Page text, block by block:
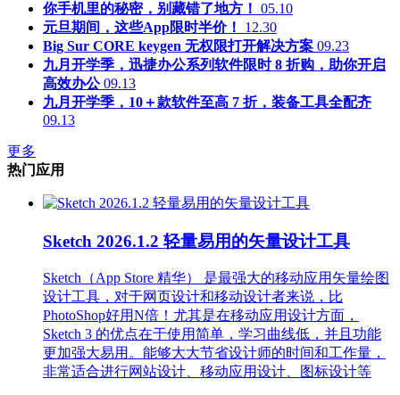
你手机里的秘密，别藏错了地方！ 05.10
元旦期间，这些App限时半价！
12.30
Big Sur CORE keygen 无权限打开解决方案 09.23
九月开学季，迅捷办公系列软件限时 8 折购，助你开启
高效办公 09.13
九月开学季，10＋款软件至高 7 折，装备工具全配齐
09.13
更多
热门应用
Sketch 2026.1.2 轻量易用的矢量设计工具
Sketch（App Store 精华） 是最强大的移动应用矢量绘图
设计工具，对于网页设计和移动设计者来说，比
PhotoShop好用N倍！尤其是在移动应用设计方面，
Sketch 3 的优点在于使用简单，学习曲线低，并且功能
更加强大易用。能够大大节省设计师的时间和工作量，
非常适合进行网站设计、移动应用设计、图标设计等